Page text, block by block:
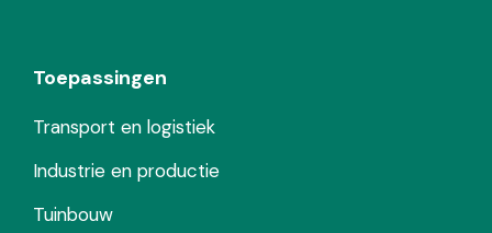
Toepassingen
Transport en logistiek
Industrie en productie
Tuinbouw